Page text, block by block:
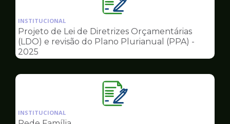
Ilustração
da
pagina
de
INSTITUCIONAL
Projeto de Lei de Diretrizes Orçamentárias
(LDO) e revisão do Plano Plurianual (PPA) -
2025
Ilustração
da
INSTITUCIONAL